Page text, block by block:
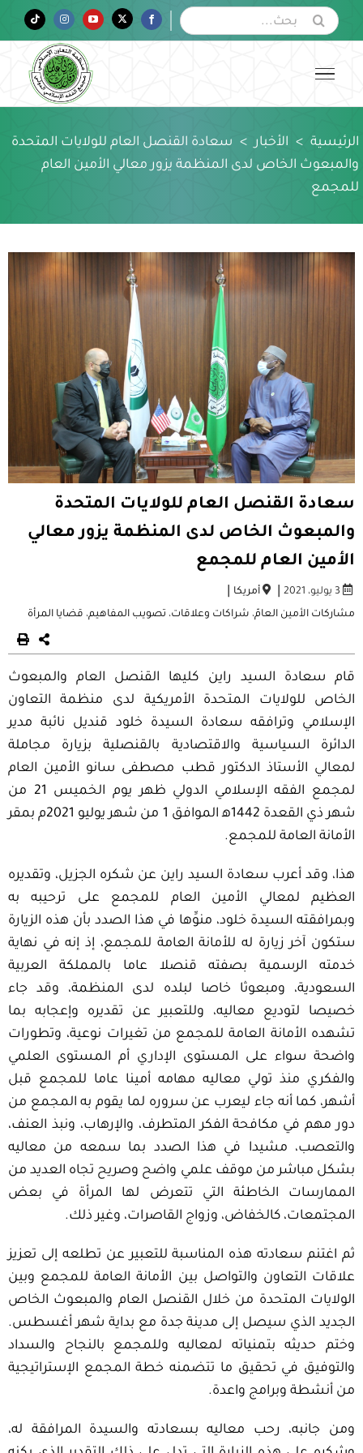
البحث
عن:
Facebook
Twitter
YouTube
Instagram
Tiktok
الرئيسية > الأخبار > سعادة القنصل العام للولايات المتحدة
والمبعوث الخاص لدى المنظمة يزور معالي الأمين العام
للمجمع
سعادة القنصل العام للولايات المتحدة
والمبعوث الخاص لدى المنظمة يزور معالي
الأمين العام للمجمع
3 يوليو، 2021 | أمريكا
مشاركات الأمين العامّ، شراكات وعلاقات، تصويب المفاهيم، قضايا المرأة
قام سعادة السيد راين كليها القنصل العام والمبعوث
الخاص للولايات المتحدة الأمريكية لدى منظمة التعاون
الإسلامي وترافقه سعادة السيدة خلود قنديل نائبة مدير
الدائرة السياسية والاقتصادية بالقنصلية بزيارة مجاملة
لمعالي الأستاذ الدكتور قطب مصطفى سانو الأمين العام
لمجمع الفقه الإسلامي الدولي ظهر يوم الخميس 21 من
شهر ذي القعدة 1442ه‍ الموافق 1 من شهر يوليو 2021م بمقر
الأمانة العامة للمجمع.
هذا، وقد أعرب سعادة السيد راين عن شكره الجزيل، وتقديره
العظيم لمعالي الأمين العام للمجمع على ترحيبه به
وبمرافقته السيدة خلود، منوِّها في هذا الصدد بأن هذه الزيارة
ستكون آخر زيارة له للأمانة العامة للمجمع، إذ إنه في نهاية
خدمته الرسمية بصفته قنصلا عاما بالمملكة العربية
السعودية، ومبعوثا خاصا لبلده لدى المنظمة، وقد جاء
خصيصا لتوديع معاليه، وللتعبير عن تقديره وإعجابه بما
تشهده الأمانة العامة للمجمع من تغيرات نوعية، وتطورات
واضحة سواء على المستوى الإداري أم المستوى العلمي
والفكري منذ تولي معاليه مهامه أمينا عاما للمجمع قبل
أشهر، كما أنه جاء ليعرب عن سروره لما يقوم به المجمع من
دور مهم في مكافحة الفكر المتطرف، والإرهاب، ونبذ العنف،
والتعصب، مشيدا في هذا الصدد بما سمعه من معاليه
بشكل مباشر من موقف علمي واضح وصريح تجاه العديد من
الممارسات الخاطئة التي تتعرض لها المرأة في بعض
المجتمعات، كالخفاض، وزواج القاصرات، وغير ذلك.
ثم اغتنم سعادته هذه المناسبة للتعبير عن تطلعه إلى تعزيز
علاقات التعاون والتواصل بين الأمانة العامة للمجمع وبين
الولايات المتحدة من خلال القنصل العام والمبعوث الخاص
الجديد الذي سيصل إلى مدينة جدة مع بداية شهر أغسطس.
وختم حديثه بتمنياته لمعاليه وللمجمع بالنجاح والسداد
والتوفيق في تحقيق ما تتضمنه خطة المجمع الإستراتيجية
من أنشطة وبرامج واعدة.
ومن جانبه، رحب معاليه بسعادته والسيدة المرافقة له،